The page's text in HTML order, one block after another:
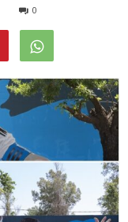
0